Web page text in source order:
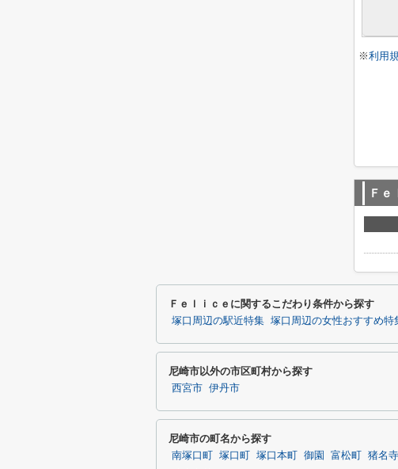
※利用
Ｆｅ
Ｆｅｌｉｃｅに関するこだわり条件から探す
塚口周辺の駅近特集 塚口周辺の女性おすすめ特
尼崎市以外の市区町村から探す
西宮市 伊丹市
尼崎市の町名から探す
南塚口町 塚口町 塚口本町 御園 富松町 猪名寺